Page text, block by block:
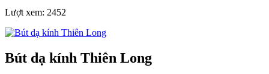
Lượt xem: 2452
Bút dạ kính Thiên Long